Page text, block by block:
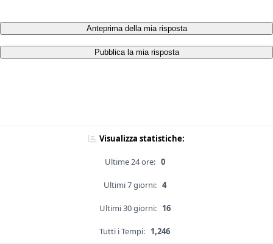
Anteprima della mia risposta
Pubblica la mia risposta
Visualizza statistiche:
Ultime 24 ore: 0
Ultimi 7 giorni: 4
Ultimi 30 giorni: 16
Tutti i Tempi: 1,246